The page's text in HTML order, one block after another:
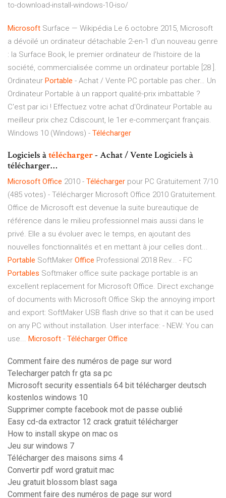
to-download-install-windows-10-iso/
Microsoft Surface — Wikipédia Le 6 octobre 2015, Microsoft
a dévoilé un ordinateur détachable 2-en-1 d'un nouveau genre
: la Surface Book, le premier ordinateur de l'histoire de la
société, commercialisée comme un ordinateur portable [28 ].
Ordinateur Portable - Achat / Vente PC portable pas cher… Un
Ordinateur Portable à un rapport qualité-prix imbattable ?
C'est par ici ! Effectuez votre achat d'Ordinateur Portable au
meilleur prix chez Cdiscount, le 1er e-commerçant français.
Windows 10 (Windows) - Télécharger
Logiciels àtélécharger- Achat / Vente Logiciels à
télécharger…
Microsoft Office 2010 - Télécharger pour PC Gratuitement 7/10
(485 votes) - Télécharger Microsoft Office 2010 Gratuitement.
Office de Microsoft est devenue la suite bureautique de
référence dans le milieu professionnel mais aussi dans le
privé. Elle a su évoluer avec le temps, en ajoutant des
nouvelles fonctionnalités et en mettant à jour celles dont...
Portable SoftMaker Office Professional 2018 Rev... - FC
Portables Softmaker office suite package portable is an
excellent replacement for Microsoft Office. Direct exchange
of documents with Microsoft Office Skip the annoying import
and export: SoftMaker USB flash drive so that it can be used
on any PC without installation. User interface: - NEW: You can
use... Microsoft - Télécharger Office
Comment faire des numéros de page sur word
Telecharger patch fr gta sa pc
Microsoft security essentials 64 bit télécharger deutsch
kostenlos windows 10
Supprimer compte facebook mot de passe oublié
Easy cd-da extractor 12 crack gratuit télécharger
How to install skype on mac os
Jeu sur windows 7
Télécharger des maisons sims 4
Convertir pdf word gratuit mac
Jeu gratuit blossom blast saga
Comment faire des numéros de page sur word